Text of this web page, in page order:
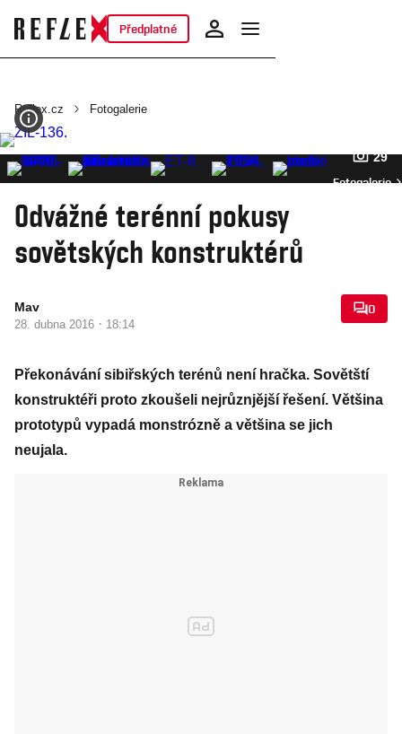
Předplatné
Reflex.cz Fotogalerie
29
Fotogalerie
Odvážné terénní pokusy
sovětských konstruktérů
Mav
28. dubna 2016 · 18:14
0
Překonávání sibiřských terénů není hračka. Sovětští
konstruktéři proto zkoušeli nejrůznjější řešení. Většina
prototypů vypadá monstrózně a většina se jich
neujala.